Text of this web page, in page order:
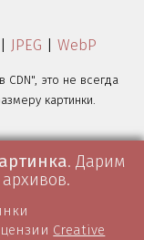
| JPEG | WebP
CDN", это не всегда
картинки.
. Дарим
Creative